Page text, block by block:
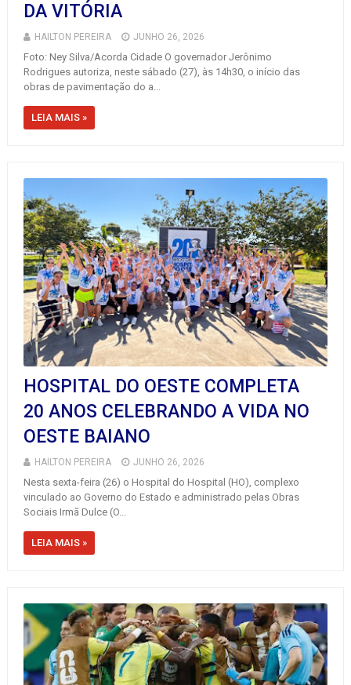
DA VITÓRIA
HAILTON PEREIRA JUNHO 26, 2026
Foto: Ney Silva/Acorda Cidade O governador Jerônimo
Rodrigues autoriza, neste sábado (27), às 14h30, o início das
obras de pavimentação do a...
LEIA MAIS »
HOSPITAL DO OESTE COMPLETA
20 ANOS CELEBRANDO A VIDA NO
OESTE BAIANO
HAILTON PEREIRA JUNHO 26, 2026
Nesta sexta-feira (26) o Hospital do Hospital (HO), complexo
vinculado ao Governo do Estado e administrado pelas Obras
Sociais Irmã Dulce (O...
LEIA MAIS »